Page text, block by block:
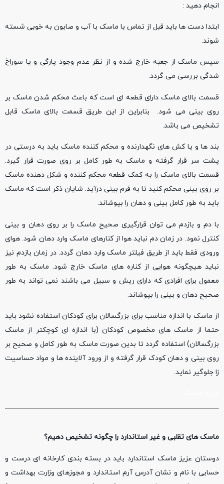
انجام دهید :
ابتدا دست ها باید قبل از تماس با ماسک با آب و صابون به خوبی شسته
شوند.
سپس ماسک از جعبه خارج شده و از نظر عدم وجود پارگی و یا سوراخ
شدگی بررسی می گردد.
قسمت بالای ماسک دارای قطعه ای است که باعث محکم شدن ماسک بر
روی بینی می شود. بنابراین از این طریق قسمت بالای ماسک قابل
تشخیص می باشد.
بند ها و یا کش های نگهدارنده و محکم کننده ماسک باید به درستی در
پشت سر قرار گرفته و ماسک به طور کامل بر روی صورت قرار گیرد.
قسمت بالای ماسک را به کمک قطعه محکم کننده و شکل دهنده ماسک
بر روی بینی محکم کنید تا به فرم بینی درآید. شایان ذکر است که ماسک
باید به طور کامل بینی و دهان را بپوشاند.
با دم و بازدم می توان قرارگیری صحیح ماسک را بر روی دهان و بینی
کنترل نمود. در زمان دم نباید هوا از کنارهای ماسک وارد دهان شود. هوای
ورودی فقط باید از طریق فیلتر ماسک وارد دهان گردد. در زمان بازدم نیز
نباید هیچگونه هوایی از کناره های ماسک خارج شود. ماسک به طور
معمول برای افرادی که دارای ریش و سبیل می باشند نمی تواند به طور
صحیح دهان و بینی را بپوشاند.
از ماسک با اندازه مناسب برای بزرگسالان برای کودکان استفاده نشود باید
حتما از ماسک های مخصوص کودکان (با اندازه ای کوچکتر از ماسک
بزرگسالان) استفاده گردد تا بدین صورت ماسک به طور کامل و صحیح بر
روی بینی و دهان کودک قرار گرفته و از ورود آلاینده ها و مواد حساسیت
زا جلوگیر نماید.
ماسک های تقلبی و غیر استاندارد را چگونه تشخیص دهیم؟
دوستان عزیز ماسک استاندارد باید در بسته بندی کارخانه ای درست و
حسابی با نام و نشان آدرس آرم استاندارد و مجوزهای وزارت بهداشت و